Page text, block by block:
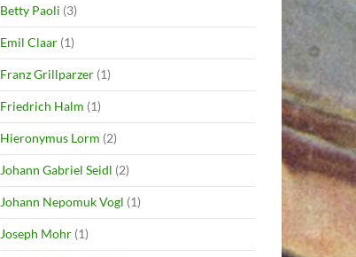
Betty Paoli (3)
Emil Claar (1)
Franz Grillparzer (1)
Friedrich Halm (1)
Hieronymus Lorm (2)
Johann Gabriel Seidl (2)
Johann Nepomuk Vogl (1)
Joseph Mohr (1)